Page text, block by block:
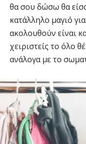
θα σου δώσω θα
κατάλληλο μαγιό
ακολουθούν είναι
χειριστείς το όλο
ανάλογα με το